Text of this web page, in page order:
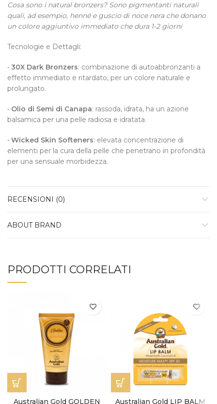
Cosa sono i natural bronzers? Sono pigmentanti naturali
quali, ad esempio, henné e guscio di noce nera che donano
un colore aggiuntivo immediato che dura 1-2 giorni
Tecnologie e Dettagli:
• 30X Dark Bronzers: combinazione di autoabbronzanti a
effetto immediato e ritardato, per un colore naturale e
prolungato.
• Olio di Semi di Canapa: rassoda, idrata, ha un azione
balsamica per una pelle radiosa e idratata.
• Wicked Skin Softeners: elevata concentrazione di
elementi per la cura della pelle che penetrano in profondità
per una sensuale morbidezza.
RECENSIONI (0)
ABOUT BRAND
PRODOTTI CORRELATI
Australian Gold GOLDEN
Australian Gold LIP BALM